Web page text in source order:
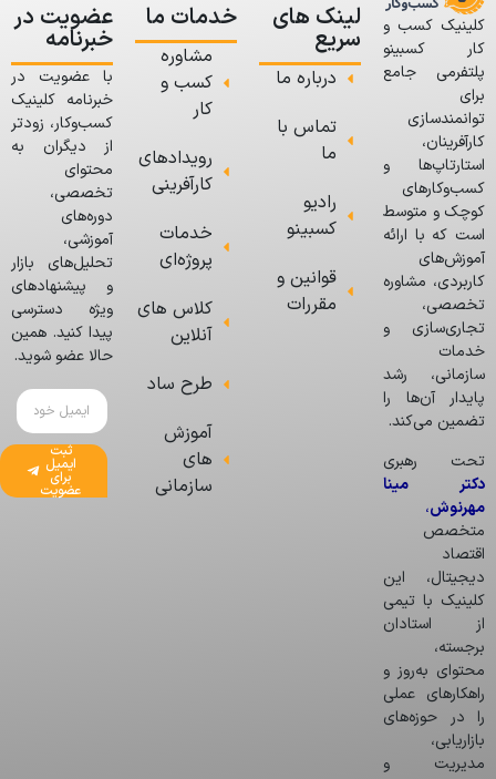
کلینیک کسب و
کار کسبینو
پلتفرمی جامع
برای
توانمندسازی
کارآفرینان،
استارتاپ‌ها و
کسب‌وکارهای
کوچک و متوسط
است که با ارائه
آموزش‌های
کاربردی، مشاوره
تخصصی،
تجاری‌سازی و
خدمات
سازمانی، رشد
پایدار آن‌ها را
تضمین می‌کند.
تحت رهبری
دکتر مینا
مهرنوش،
متخصص
اقتصاد
دیجیتال، این
کلینیک با تیمی
از استادان
برجسته،
محتوای به‌روز و
راهکارهای عملی
را در حوزه‌های
بازاریابی،
مدیریت و
لینک های
سریع
درباره ما
تماس با
ما
رادیو
کسبینو
قوانین و
مقررات
خدمات ما
مشاوره
کسب و
کار
رویدادهای
کارآفرینی
خدمات
پروژه‌ای
کلاس های
آنلاین
طرح ساد
آموزش
های
سازمانی
عضویت در
خبرنامه
با عضویت در
خبرنامه کلینیک
کسب‌وکار، زودتر
از دیگران به
محتوای
تخصصی،
دوره‌های
آموزشی،
تحلیل‌های بازار
و پیشنهادهای
ویژه دسترسی
پیدا کنید. همین
حالا عضو شوید.
ثبت
ایمیل
برای
عضویت